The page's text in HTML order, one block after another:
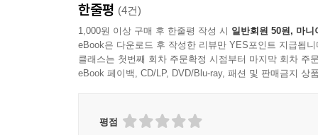
한줄평 (4건)
1,000원 이상 구매 후 한줄평 작성 시 일반회원 50원, 마니
eBook은 다운로드 후 작성한 리뷰만 YES포인트 지급됩니
클래스는 첫번째 회차 주문확정 시점부터 마지막 회차 주
eBook 페이백, CD/LP, DVD/Blu-ray, 패션 및 판매금지 상
평점